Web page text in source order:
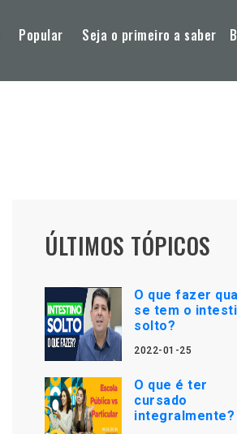
Popular Seja o primeiro a saber
ÚLTIMOS TÓPICOS
O que fazer
se tem o
solto?
2022-01-25
O que é ter
cursado
integralmente?